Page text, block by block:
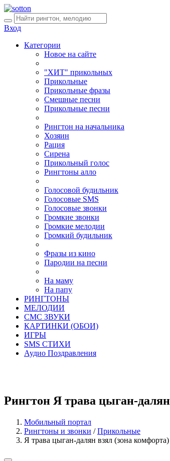
Вход
Категории
Новое на сайте
"ХИТ" прикольных
Прикольные
Прикольные фразы
Смешные песни
Прикольные песни
Рингтон на начальника
Хозяин
Рация
Сирена
Прикольный голос
Рингтоны алло
Голосовой будильник
Голосовые SMS
Голосовые звонки
Громкие звонки
Громкие мелодии
Громкий будильник
Фразы из кино
Пародии на песни
На маму
На папу
РИНГТОНЫ
МЕЛОДИИ
СМС ЗВУКИ
КАРТИНКИ (ОБОИ)
ИГРЫ
SMS СТИХИ
Аудио Поздравления
Рингтон Я трава цыган-
Мобильный портал
Рингтоны и звонки /Прикольные
Я трава цыган-далян взял (зона комфорта)